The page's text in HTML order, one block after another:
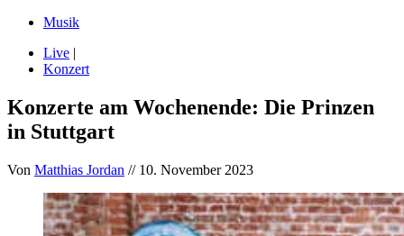
Musik
Live |
Konzert
Konzerte am Wochenende: Die Prinzen
in Stuttgart
Von Matthias Jordan // 10. November 2023